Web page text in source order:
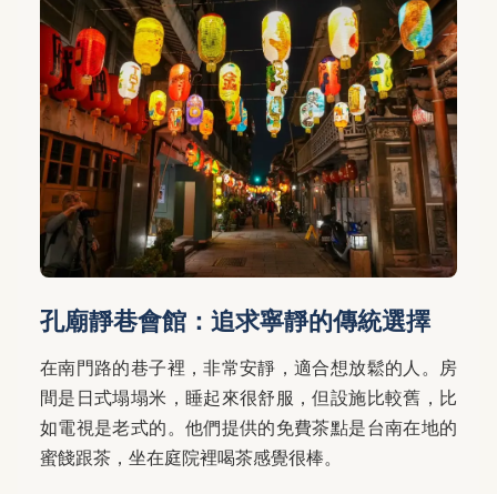
孔廟靜巷會館：追求寧靜的傳統選擇
在南門路的巷子裡，非常安靜，適合想放鬆的人。房
間是日式塌塌米，睡起來很舒服，但設施比較舊，比
如電視是老式的。他們提供的免費茶點是台南在地的
蜜餞跟茶，坐在庭院裡喝茶感覺很棒。